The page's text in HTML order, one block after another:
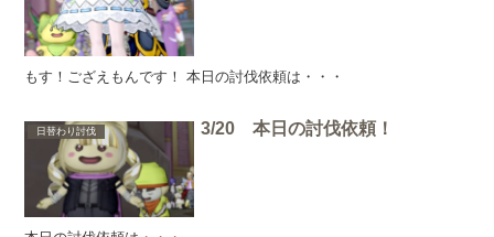
もす！ござえもんです！ 本日の討伐依頼は・・・
日替わり討伐 3/20 本日の討伐依頼！